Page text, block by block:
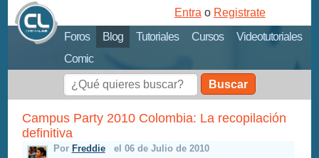
Foros Blog Tutoriales Cursos
Videotutoriales
Comic
Entra o Registrate
Buscar
Campus Party 2010 Colombia: La recopilación
definitiva
Por Freddie
el 06 de Julio de 2010